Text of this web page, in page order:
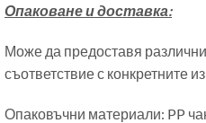
Опаковане и доставка:
Може да предоставя
съответствие с конкретните
Опаковъчни материали: PP